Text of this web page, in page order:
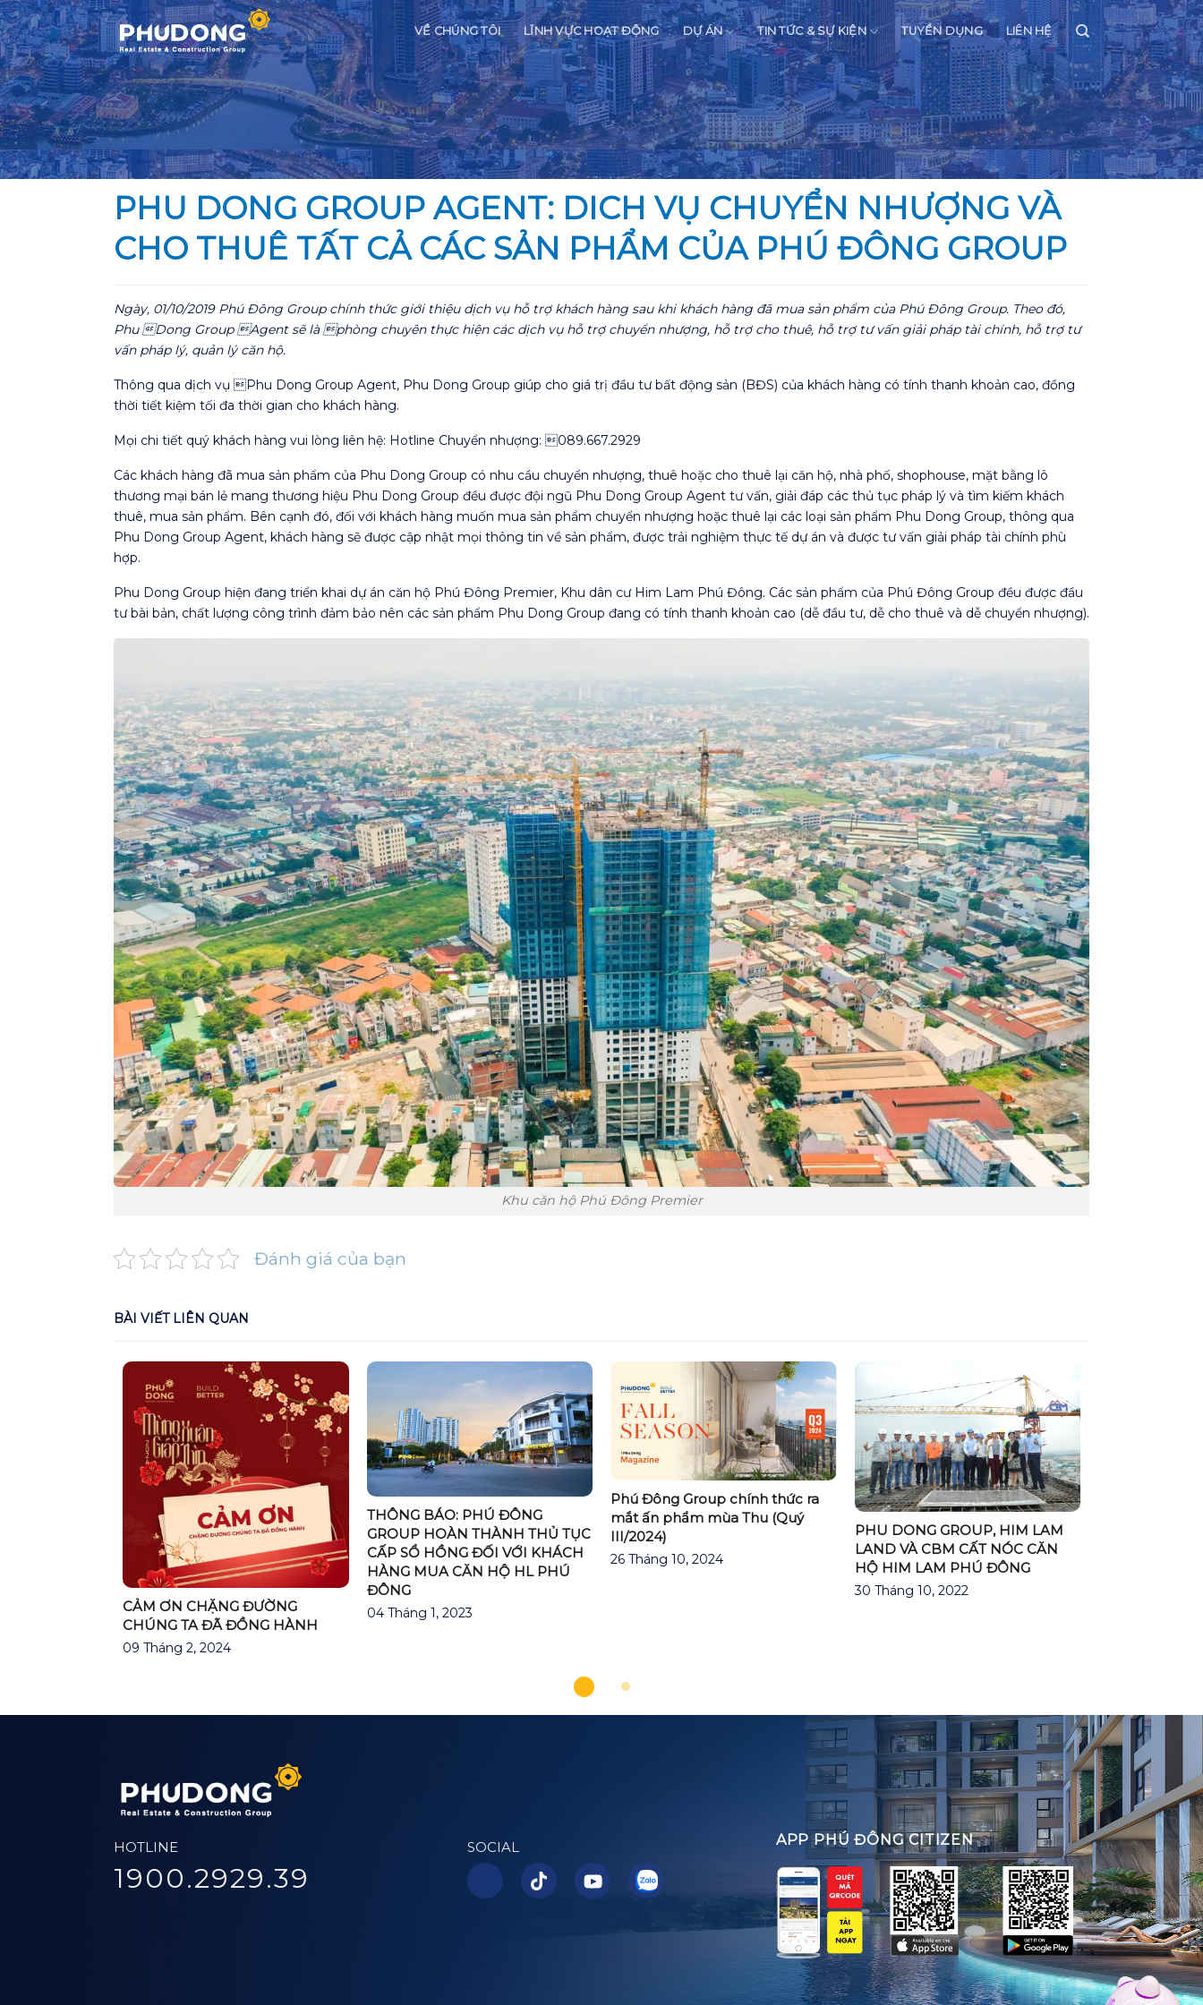
Skip
to
content
VỀ CHÚNG TÔI LĨNH VỰC HOẠT ĐỘNG DỰ ÁN TIN TỨC & SỰ KIỆN TUYỂN DỤNG LIÊN HỆ
PHU DONG GROUP AGENT: DICH VỤ CHUYỂN NHƯỢNG VÀ
CHO THUÊ TẤT CẢ CÁC SẢN PHẨM CỦA PHÚ ĐÔNG GROUP
Ngày, 01/10/2019 Phú Đông Group chính thức giới thiệu dịch vụ hỗ trợ khách hàng sau khi khách hàng đã mua sản phẩm của Phú Đông Group. Theo đó,
Phu Dong Group Agent sẽ là phòng chuyên thực hiện các dịch vụ hỗ trợ chuyển nhượng, hỗ trợ cho thuê, hỗ trợ tư vấn giải pháp tài chính, hỗ trợ tư
vấn pháp lý, quản lý căn hộ.
Thông qua dịch vụ Phu Dong Group Agent, Phu Dong Group giúp cho giá trị đầu tư bất động sản (BĐS) của khách hàng có tính thanh khoản cao, đồng
thời tiết kiệm tối đa thời gian cho khách hàng.
Mọi chi tiết quý khách hàng vui lòng liên hệ: Hotline Chuyển nhượng: 089.667.2929
Các khách hàng đã mua sản phẩm của Phu Dong Group có nhu cầu chuyển nhượng, thuê hoặc cho thuê lại căn hộ, nhà phố, shophouse, mặt bằng lô
thương mại bán lẻ mang thương hiệu Phu Dong Group đều được đội ngũ Phu Dong Group Agent tư vấn, giải đáp các thủ tục pháp lý và tìm kiếm khách
thuê, mua sản phẩm. Bên cạnh đó, đối với khách hàng muốn mua sản phẩm chuyển nhượng hoặc thuê lại các loại sản phẩm Phu Dong Group, thông qua
Phu Dong Group Agent, khách hàng sẽ được cập nhật mọi thông tin về sản phẩm, được trải nghiệm thực tế dự án và được tư vấn giải pháp tài chính phù
hợp.
Phu Dong Group hiện đang triển khai dự án căn hộ Phú Đông Premier, Khu dân cư Him Lam Phú Đông. Các sản phẩm của Phú Đông Group đều được đầu
tư bài bản, chất lượng công trình đảm bảo nên các sản phẩm Phu Dong Group đang có tính thanh khoản cao (dễ đầu tư, dễ cho thuê và dễ chuyển nhượng).
Khu căn hộ Phú Đông Premier
Đánh giá của bạn
BÀI VIẾT LIÊN QUAN
CẢM ƠN CHẶNG ĐƯỜNG
CHÚNG TA ĐÃ ĐỒNG HÀNH
09 Tháng 2, 2024
THÔNG BÁO: PHÚ ĐÔNG
GROUP HOÀN THÀNH THỦ TỤC
CẤP SỔ HỒNG ĐỐI VỚI KHÁCH
HÀNG MUA CĂN HỘ HL PHÚ
ĐÔNG
04 Tháng 1, 2023
Phú Đông Group chính thức ra
mắt ấn phẩm mùa Thu (Quý
III/2024)
26 Tháng 10, 2024
PHU DONG GROUP, HIM LAM
LAND VÀ CBM CẤT NÓC CĂN
HỘ HIM LAM PHÚ ĐÔNG
30 Tháng 10, 2022
HOTLINE
1900.2929.39
SOCIAL APP PHÚ ĐÔNG CITIZEN